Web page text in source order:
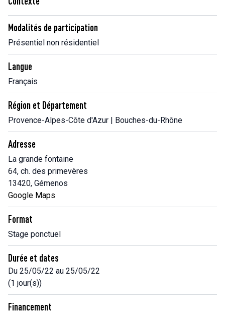
Modalités de participation
Présentiel non résidentiel
Langue
Français
Région et Département
Provence-Alpes-Côte d'Azur | Bouches-du-Rhône
Adresse
La grande fontaine
64, ch. des primevères
13420, Gémenos
Google Maps
Format
Stage ponctuel
Durée et dates
Du 25/05/22 au 25/05/22
(1 jour(s))
Financement